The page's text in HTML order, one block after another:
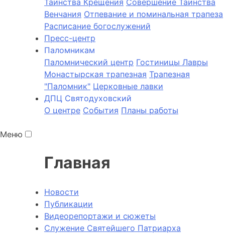
Таинства Крещения Совершение Таинства
Венчания Отпевание и поминальная трапеза
Расписание богослужений
Пресс-центр
Паломникам
Паломнический центр Гостиницы Лавры
Монастырская трапезная Трапезная
"Паломник" Церковные лавки
ДПЦ Святодуховский
О центре События Планы работы
Меню
Главная
Новости
Публикации
Видеорепортажи и сюжеты
Служение Святейшего Патриарха